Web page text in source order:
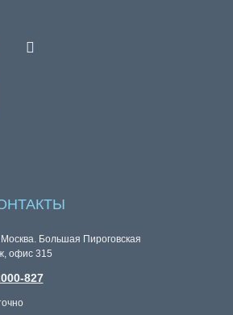
Москва. Большая Пироговская
офис 315
827